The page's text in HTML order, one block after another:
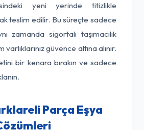
yeni yerinde titizlikle
teslim edilir. Bu süreçte sadece
zamanda sigortalı taşımacılık
güvence altına alınır.
bir kenara bırakın ve sadece
Parça Eşya